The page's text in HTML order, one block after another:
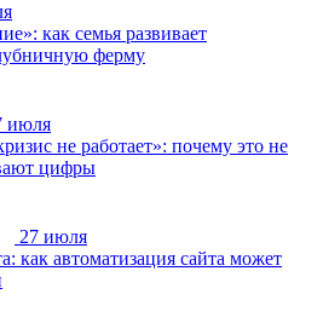
как семья развивает
ферму
июля
не работает»: почему это не
цифры
27 июля
как автоматизация сайта может